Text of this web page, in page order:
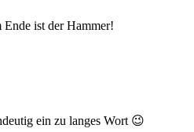
ist der Hammer!
ein zu langes Wort 😉